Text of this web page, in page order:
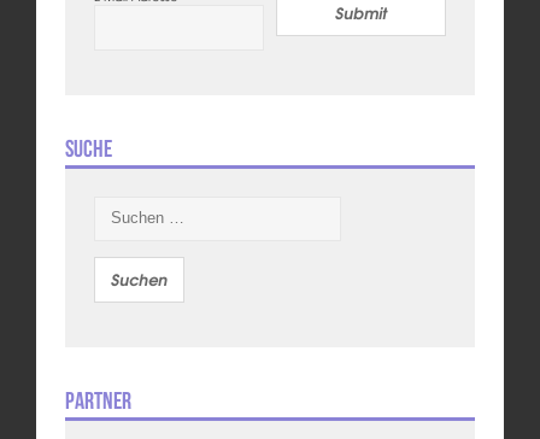
Submit
Suche
nach:
Partner